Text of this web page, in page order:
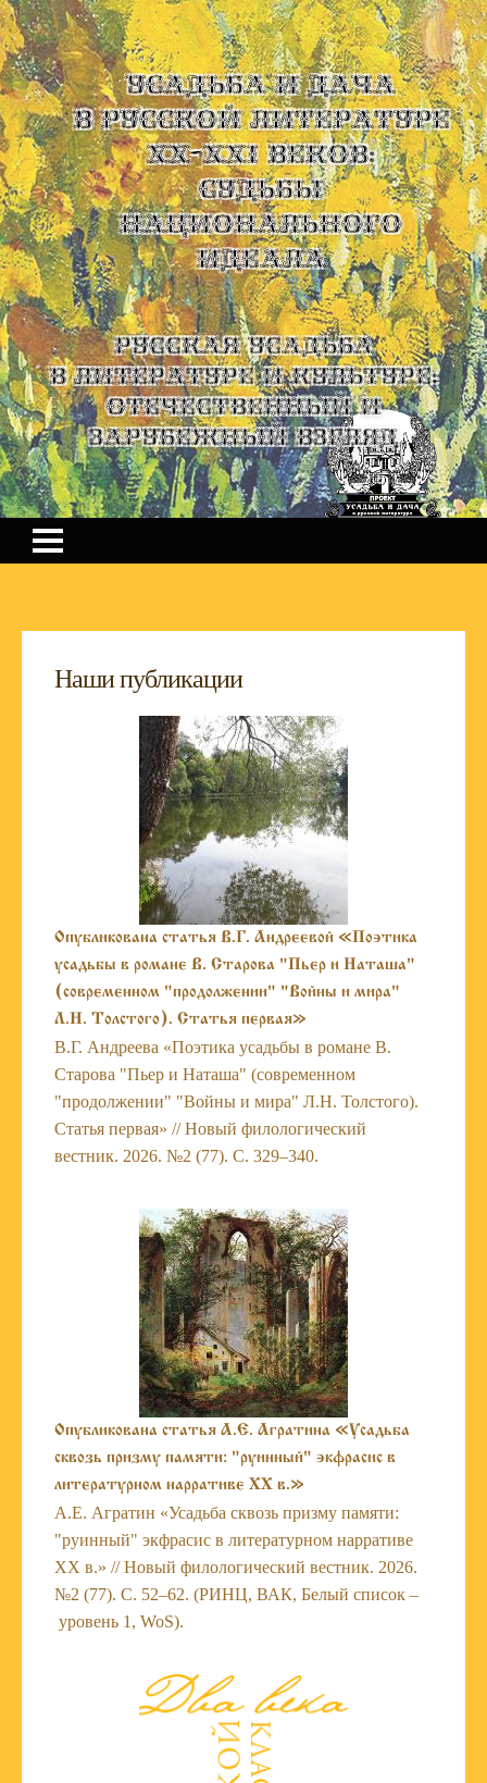
УСАДЬБА И ДАЧА
В РУССКОЙ ЛИТЕРАТУРЕ
XX-XXI ВЕКОВ:
СУДЬБЫ
НАЦИОНАЛЬНОГО
ИДЕАЛА
Русская усадьба
в литературе и культуре:
отечественный и
зарубежный взгляд
Наши публикации
Опубликована статья В.Г. Андреевой «Поэтика
усадьбы в романе В. Старова "Пьер и Наташа"
(современном "продолжении" "Войны и мира"
Л.Н. Толстого). Статья первая»
В.Г. Андреева «Поэтика усадьбы в романе В.
Старова "Пьер и Наташа" (современном
"продолжении" "Войны и мира" Л.Н. Толстого).
Статья первая» // Новый филологический
вестник. 2026. №2 (77). С. 329–340.
Опубликована статья А.Е. Агратина «Усадьба
сквозь призму памяти: "руинный" экфрасис в
литературном нарративе XX в.»
А.Е. Агратин «Усадьба сквозь призму памяти:
"руинный" экфрасис в литературном нарративе
XX в.» // Новый филологический вестник. 2026.
№2 (77). С. 52–62. (РИНЦ, ВАК, Белый список –
уровень 1, WoS).